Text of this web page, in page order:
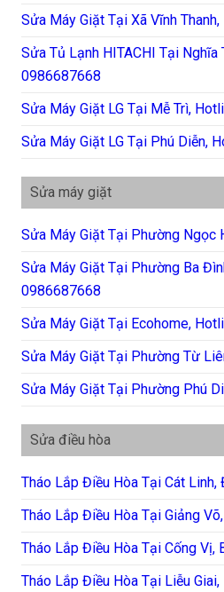
Sửa Máy Giặt Tại Xã Vĩnh
Sửa Tủ Lạnh HITACHI Tại Nghĩa
0986687668
Sửa Máy Giặt LG Tại Mễ Trì,
Sửa Máy Giặt LG Tại Phú Diễn,
Sửa máy giặt
Sửa Máy Giặt Tại Phường Ngọc
Sửa Máy Giặt Tại Phường Ba
0986687668
Sửa Máy Giặt Tại Ecohome,
Sửa Máy Giặt Tại Phường Từ
Sửa Máy Giặt Tại Phường Phú
Sửa điều hòa
Tháo Lắp Điều Hòa Tại Cát
Tháo Lắp Điều Hòa Tại Giảng
Tháo Lắp Điều Hòa Tại Cống Vị,
Tháo Lắp Điều Hòa Tại Liễu